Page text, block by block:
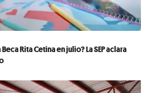
Rita Cetina en julio? La SEP aclara